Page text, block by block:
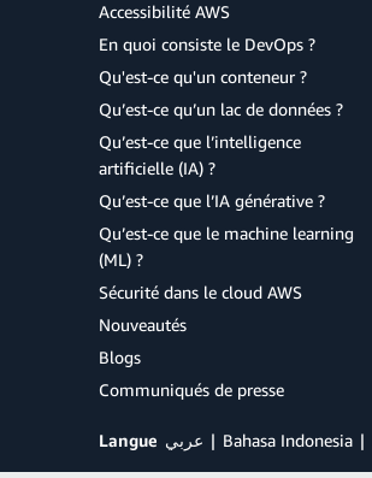
Accessibilité AWS
En quoi consiste le DevOps ?
Qu'est-ce qu'un conteneur ?
Qu’est-ce qu’un lac de données ?
Qu’est-ce que l’intelligence
artificielle (IA) ?
Qu’est-ce que l’IA générative ?
Qu’est-ce que le machine learning
(ML) ?
Sécurité dans le cloud AWS
Nouveautés
Blogs
Communiqués de presse
Langue عربي Bahasa Indonesia